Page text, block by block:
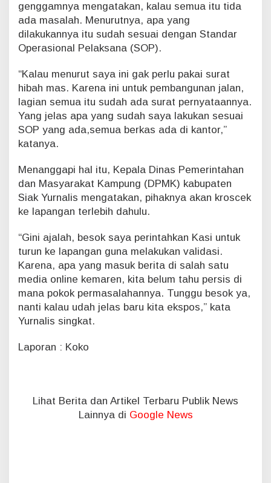
t
S
S
genggamnya mengatakan, kalau semua itu tida
ada masalah. Menurutnya, apa yang
dilakukannya itu sudah sesuai dengan Standar
Operasional Pelaksana (SOP).
“Kalau menurut saya ini gak perlu pakai surat
hibah mas. Karena ini untuk pembangunan jalan,
lagian semua itu sudah ada surat pernyataannya.
Yang jelas apa yang sudah saya lakukan sesuai
SOP yang ada,semua berkas ada di kantor,”
katanya.
Menanggapi hal itu, Kepala Dinas Pemerintahan
dan Masyarakat Kampung (DPMK) kabupaten
Siak Yurnalis mengatakan, pihaknya akan kroscek
ke lapangan terlebih dahulu.
“Gini ajalah, besok saya perintahkan Kasi untuk
turun ke lapangan guna melakukan validasi.
Karena, apa yang masuk berita di salah satu
media online kemaren, kita belum tahu persis di
mana pokok permasalahannya. Tunggu besok ya,
nanti kalau udah jelas baru kita ekspos,” kata
Yurnalis singkat.
Laporan : Koko
Lihat Berita dan Artikel Terbaru Publik News
Lainnya di Google News